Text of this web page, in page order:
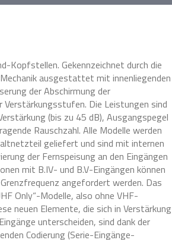
Kopfstellen. Gekennzeichnet durch die
ausgestattet mit innenliegenden
der Abschirmung der
Verstärkungsstufen. Die Leistungen sind
(bis zu 45 dB), Ausgangspegel
Rauschzahl. Alle Modelle werden
geliefert und sind mit internen
der Fernspeisung an den Eingängen
mit B.IV- und B.V-Eingängen können
angefordert werden. Das
Only“-Modelle, also ohne VHF-
neuen Elemente, die sich in Verstärkung
unterscheiden, sind dank der
Codierung (Serie-Eingänge-